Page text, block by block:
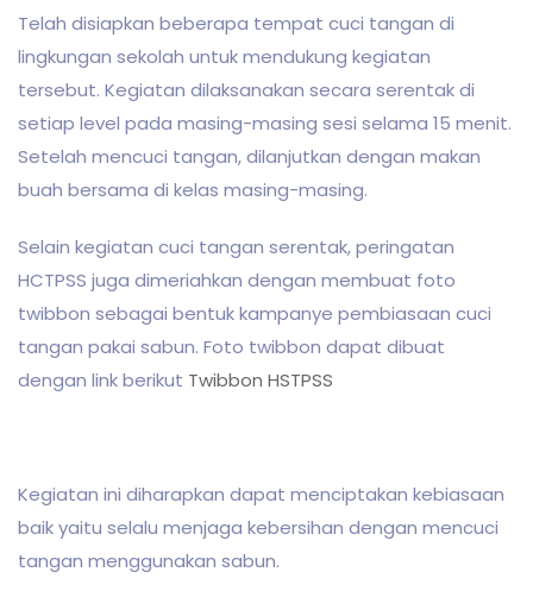
Telah disiapkan beberapa tempat cuci tangan di
lingkungan sekolah untuk mendukung kegiatan
tersebut. Kegiatan dilaksanakan secara serentak di
setiap level pada masing-masing sesi selama 15 menit.
Setelah mencuci tangan, dilanjutkan dengan makan
buah bersama di kelas masing-masing.
Selain kegiatan cuci tangan serentak, peringatan
HCTPSS juga dimeriahkan dengan membuat foto
twibbon sebagai bentuk kampanye pembiasaan cuci
tangan pakai sabun. Foto twibbon dapat dibuat
dengan link berikut Twibbon HSTPSS
Kegiatan ini diharapkan dapat menciptakan kebiasaan
baik yaitu selalu menjaga kebersihan dengan mencuci
tangan menggunakan sabun.